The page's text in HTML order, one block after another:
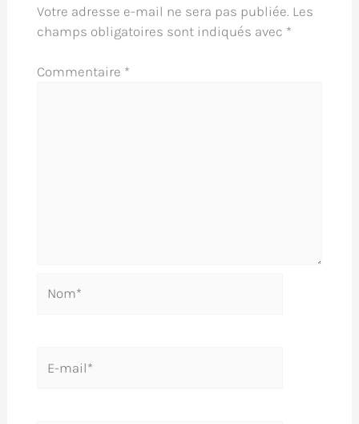
Votre adresse e-mail ne sera pas publiée. Les
champs obligatoires sont indiqués avec *
Commentaire *
mail*